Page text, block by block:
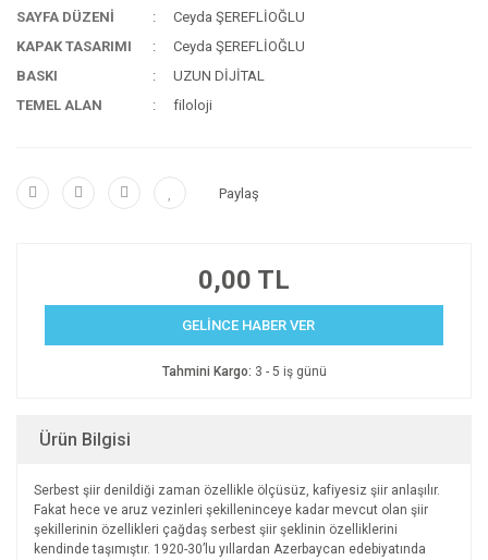
SAYFA DÜZENİ
Ceyda ŞEREFLİOĞLU
KAPAK TASARIMI
Ceyda ŞEREFLİOĞLU
BASKI
UZUN DİJİTAL
TEMEL ALAN
filoloji
Paylaş
0,00 TL
GELİNCE HABER VER
Tahmini Kargo: 3 - 5 iş günü
Ürün Bilgisi
Serbest şiir denildiği zaman özellikle ölçüsüz, kafiyesiz şiir anlaşılır.
Fakat hece ve aruz vezinleri şekilleninceye kadar mevcut olan şiir
şekillerinin özellikleri çağdaş serbest şiir şeklinin özelliklerini
kendinde taşımıştır. 1920-30’lu yıllardan Azerbaycan edebiyatında